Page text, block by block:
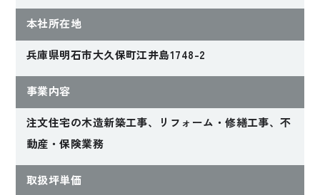
2022年完成
趣味を楽しむ終の棲
家
Yさんファミリー
【兵庫県明石市】
床下エアコンで家ま
るごと快適！小屋裏
本社所在地
兵庫県明石市大久保町江井島1748-2
事業内容
注文住宅の木造新築工事、リフォーム・修繕工事、不
動産・保険業務
取扱坪単価